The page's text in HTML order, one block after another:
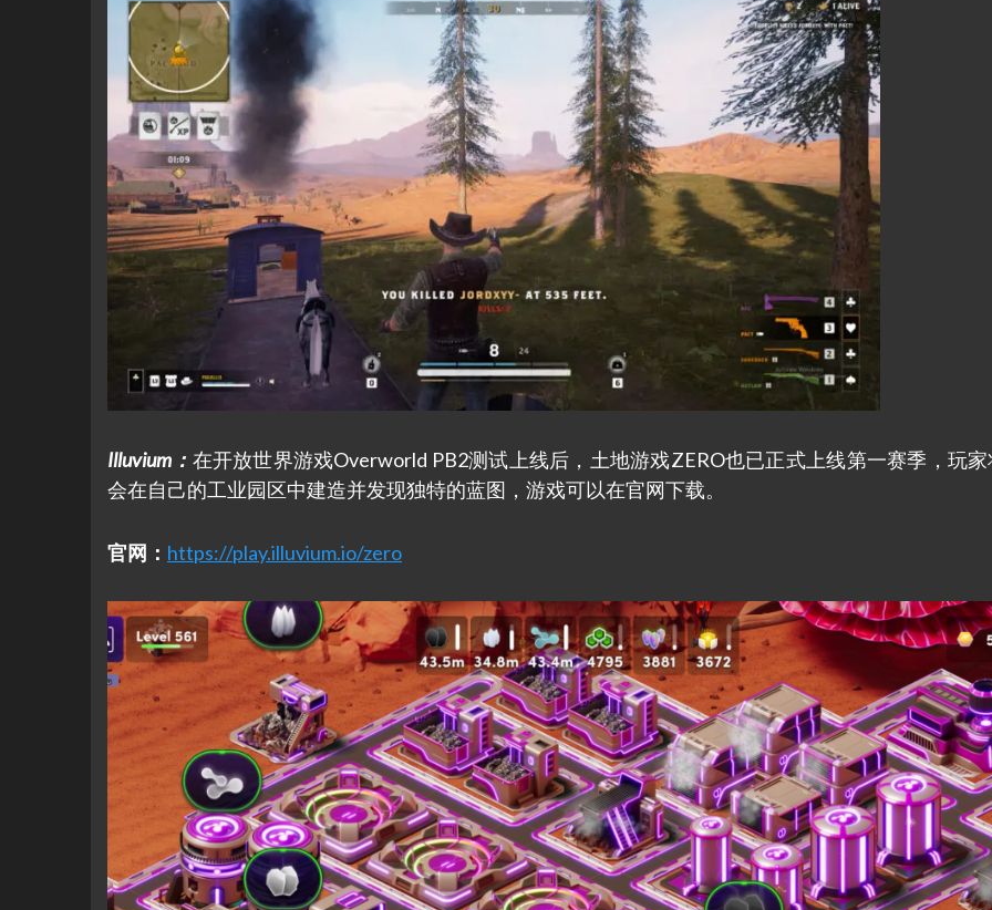
Illuvium ： 在开放世界游戏Overworld PB2测试上线后，土地游戏ZERO也已正式上线第一赛季，玩
会在自己的工业园区中建造并发现独特的蓝图，游戏可以在官网下载。
官网： https://play.illuvium.io/zero